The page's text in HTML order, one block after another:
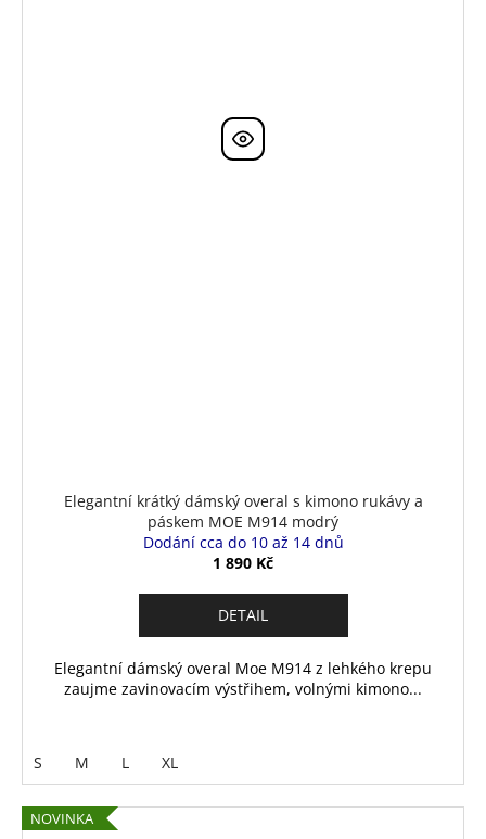
Elegantní krátký dámský overal s kimono rukávy a
páskem MOE M914 modrý
Dodání cca do 10 až 14 dnů
1 890 Kč
DETAIL
Elegantní dámský overal Moe M914 z lehkého krepu
zaujme zavinovacím výstřihem, volnými kimono...
S M L XL
NOVINKA